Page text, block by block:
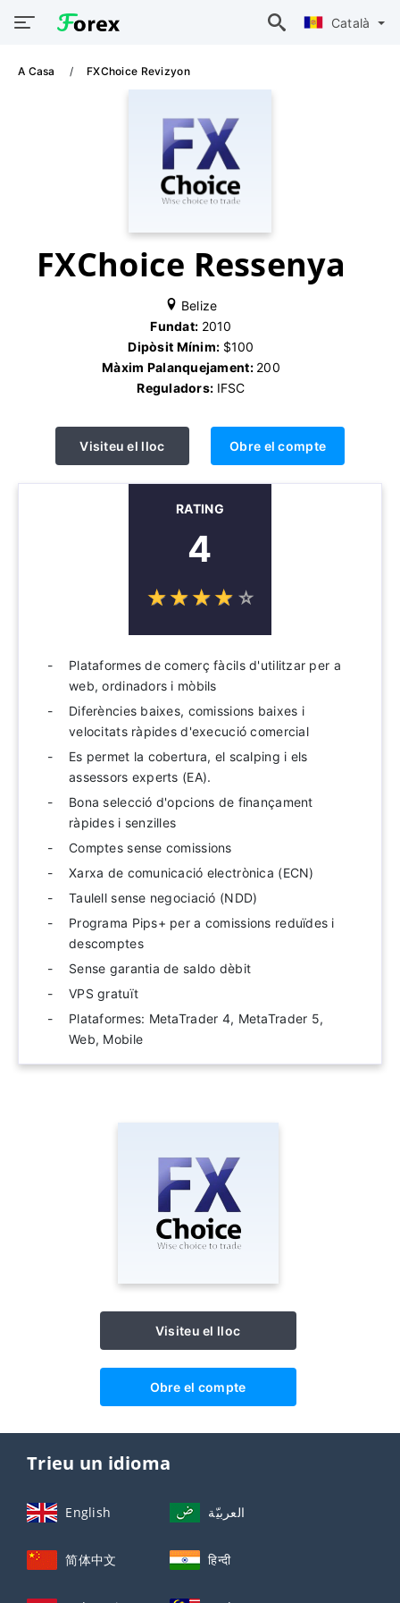
Català
A Casa FXChoice Revizyon
FXChoice Ressenya
Belize
Fundat: 2010
Dipòsit Mínim: $100
Màxim Palanquejament: 200
Reguladors: IFSC
Visiteu el lloc Obre el compte
RATING
4
☆☆☆☆ ☆
★★★★ ★
Plataformes de comerç fàcils d'utilitzar per a
web, ordinadors i mòbils
Diferències baixes, comissions baixes i
velocitats ràpides d'execució comercial
Es permet la cobertura, el scalping i els
assessors experts (EA).
Bona selecció d'opcions de finançament
ràpides i senzilles
Comptes sense comissions
Xarxa de comunicació electrònica (ECN)
Taulell sense negociació (NDD)
Programa Pips+ per a comissions reduïdes i
descomptes
Sense garantia de saldo dèbit
VPS gratuït
Plataformes: MetaTrader 4, MetaTrader 5,
Web, Mobile
Visiteu el lloc
Obre el compte
Trieu un idioma
English العربيّة
简体中文 हिन्दी